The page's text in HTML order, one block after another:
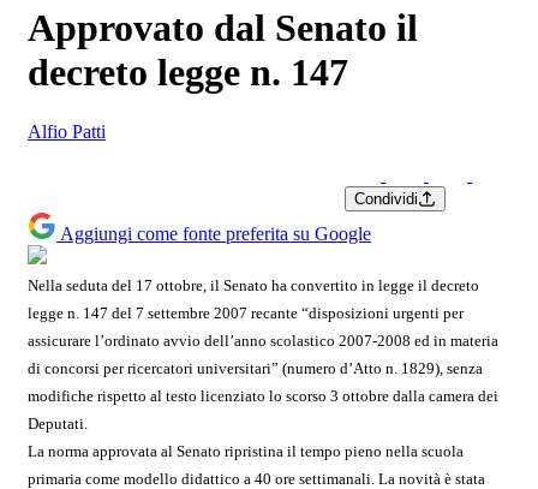
Approvato dal Senato il
decreto legge n. 147
Alfio Patti
Condividi
Aggiungi come fonte preferita su Google
Nella seduta del 17 ottobre, il Senato ha convertito in legge il decreto
legge n. 147 del 7 settembre 2007 recante “disposizioni urgenti per
assicurare l’ordinato avvio dell’anno scolastico 2007-2008 ed in materia
di concorsi per ricercatori universitari” (numero d’Atto n. 1829), senza
modifiche rispetto al testo licenziato lo scorso 3 ottobre dalla camera dei
Deputati.
La norma approvata al Senato ripristina il tempo pieno nella scuola
primaria come modello didattico a 40 ore settimanali. La novità è stata